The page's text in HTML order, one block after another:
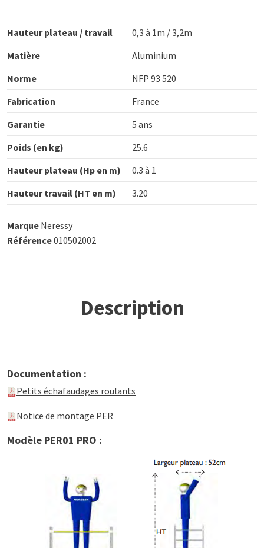
Hauteur plateau / travail
0,3 à 1m / 3,2m
Matière
Aluminium
Norme
NFP 93 520
Fabrication
France
Garantie
5 ans
Poids (en kg)
25.6
Hauteur plateau (Hp en m)
0.3 à 1
Hauteur travail (HT en m)
3.20
Marque Neressy
Référence010502002
Description
Documentation :
Petits échafaudages roulants
Notice de montage PER
Modèle PER01 PRO :